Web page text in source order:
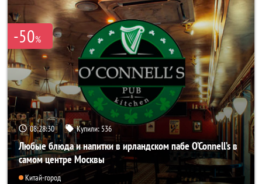
-50%
08:28:27 Купили: 536
Любые блюда и напитки в ирландском пабе O’Connell’s в
самом центре Москвы
Китай-город